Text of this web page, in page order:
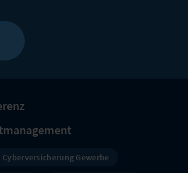
Cyberversicherung Gewerbe